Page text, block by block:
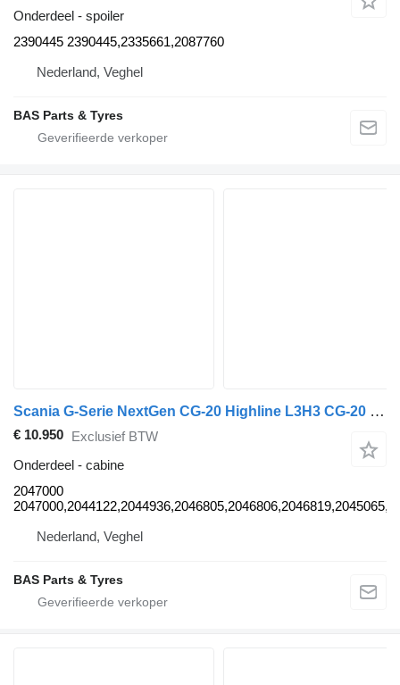
Onderdeel - spoiler
2390445 2390445,2335661,2087760
Nederland, Veghel
BAS Parts & Tyres
Scania G-Serie NextGen CG-20 Highline L3H3 CG-20 Highline L3H3 2047000 cabine voor Scania G-Serie NextGen vrachtwagen
€ 10.950 Exclusief BTW
Onderdeel - cabine
2047000
Nederland, Veghel
BAS Parts & Tyres